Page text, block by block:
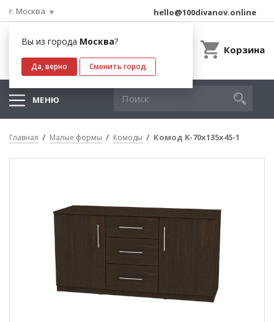
г. Москва
Вы из города Москва?
Да, верно Сменить город
hello@100divanov.online
Корзина
МЕНЮ
Главная Малые формы Комоды Комод K-70x135x45-1